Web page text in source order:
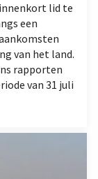
lid te
een
van het land.
rapporten
van 31 juli